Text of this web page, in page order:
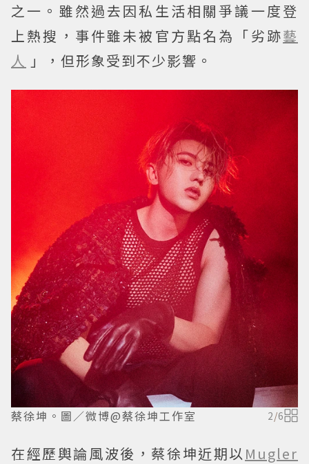
之一。雖然過去因私生活相關爭議一度登
上熱搜，事件雖未被官方點名為「劣跡藝
人 」，但形象受到不少影響。
蔡徐坤。圖／微博@蔡徐坤工作室 2/6
在經歷輿論風波後，蔡徐坤近期以 Mugler